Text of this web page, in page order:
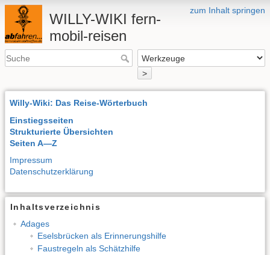
zum Inhalt springen
WILLY-WIKI fern-
mobil-reisen
>
Willy-Wiki: Das Reise-Wörterbuch
Einstiegsseiten
Strukturierte Übersichten
Seiten A—Z
Impressum
Datenschutzerklärung
Inhaltsverzeichnis
Adages
Eselsbrücken als Erinnerungshilfe
Faustregeln als Schätzhilfe